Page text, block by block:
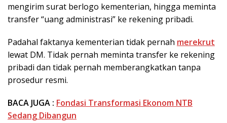
mengirim surat berlogo kementerian, hingga meminta
transfer “uang administrasi” ke rekening pribadi.
Padahal faktanya kementerian tidak pernah merekrut
lewat DM. Tidak pernah meminta transfer ke rekening
pribadi dan tidak pernah memberangkatkan tanpa
prosedur resmi.
BACA JUGA : Fondasi Transformasi Ekonom NTB
Sedang Dibangun